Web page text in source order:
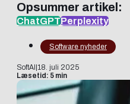
Opsummer artikel:
ChatGPTPerplexity
Software nyheder
SoftAI 18. juli 2025
Læsetid: 5 min